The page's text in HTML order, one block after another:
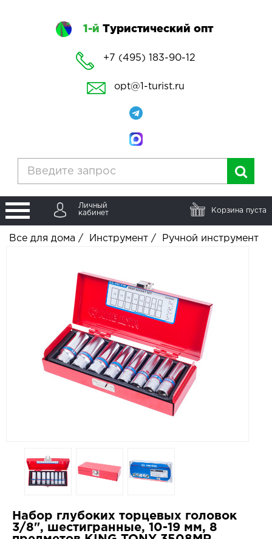
1-й Туристический опт
+7 (495) 183-90-12
opt@1-turist.ru
Личный
кабинет
Корзина пуста
Все для дома / Инструмент / Ручной инструмент
Набор глубоких торцевых головок
3/8", шестигранные, 10-19 мм, 8